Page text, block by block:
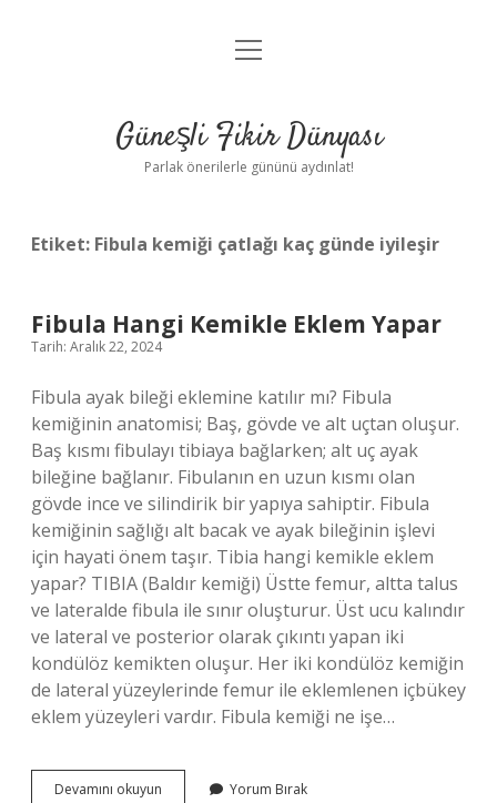
Anasayfa
Yasal Uyarı
menüyü
Güneşli Fikir Dünyası
Parlak önerilerle gününü aydınlat!
Etiket: Fibula kemiği çatlağı kaç günde iyileşir
Fibula Hangi Kemikle Eklem Yapar
Tarih: Aralık 22, 2024
Fibula ayak bileği eklemine katılır mı? Fibula
kemiğinin anatomisi; Baş, gövde ve alt uçtan oluşur.
Baş kısmı fibulayı tibiaya bağlarken; alt uç ayak
bileğine bağlanır. Fibulanın en uzun kısmı olan
gövde ince ve silindirik bir yapıya sahiptir. Fibula
kemiğinin sağlığı alt bacak ve ayak bileğinin işlevi
için hayati önem taşır. Tibia hangi kemikle eklem
yapar? TIBIA (Baldır kemiği) Üstte femur, altta talus
ve lateralde fibula ile sınır oluşturur. Üst ucu kalındır
ve lateral ve posterior olarak çıkıntı yapan iki
kondülöz kemikten oluşur. Her iki kondülöz kemiğin
de lateral yüzeylerinde femur ile eklemlenen içbükey
eklem yüzeyleri vardır. Fibula kemiği ne işe…
Devamını okuyun Yorum Bırak